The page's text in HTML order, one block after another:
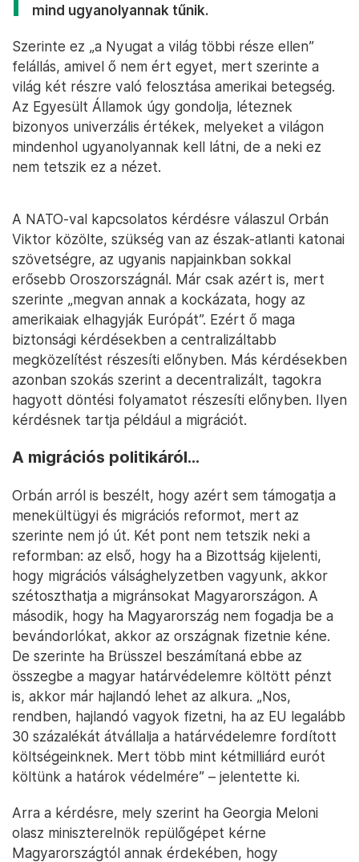
mind ugyanolyannak tűnik.
Szerinte ez „a Nyugat a világ többi része ellen”
felállás, amivel ő nem ért egyet, mert szerinte a
világ két részre való felosztása amerikai betegség.
Az Egyesült Államok úgy gondolja, léteznek
bizonyos univerzális értékek, melyeket a világon
mindenhol ugyanolyannak kell látni, de a neki ez
nem tetszik ez a nézet.
A NATO-val kapcsolatos kérdésre válaszul Orbán
Viktor közölte, szükség van az észak-atlanti katonai
szövetségre, az ugyanis napjainkban sokkal
erősebb Oroszországnál. Már csak azért is, mert
szerinte „megvan annak a kockázata, hogy az
amerikaiak elhagyják Európát”. Ezért ő maga
biztonsági kérdésekben a centralizáltabb
megközelítést részesíti előnyben. Más kérdésekben
azonban szokás szerint a decentralizált, tagokra
hagyott döntési folyamatot részesíti előnyben. Ilyen
kérdésnek tartja például a migrációt.
A migrációs politikáról…
Orbán arról is beszélt, hogy azért sem támogatja a
menekültügyi és migrációs reformot, mert az
szerinte nem jó út. Két pont nem tetszik neki a
reformban: az első, hogy ha a Bizottság kijelenti,
hogy migrációs válsághelyzetben vagyunk, akkor
szétoszthatja a migránsokat Magyarországon. A
második, hogy ha Magyarország nem fogadja be a
bevándorlókat, akkor az országnak fizetnie kéne.
De szerinte ha Brüsszel beszámítaná ebbe az
összegbe a magyar határvédelemre költött pénzt
is, akkor már hajlandó lehet az alkura. „Nos,
rendben, hajlandó vagyok fizetni, ha az EU legalább
30 százalékát átvállalja a határvédelemre fordított
költségeinknek. Mert több mint kétmilliárd eurót
költünk a határok védelmére” – jelentette ki.
Arra a kérdésre, mely szerint ha Georgia Meloni
olasz miniszterelnök repülőgépet kérne
Magyarországtól annak érdekében, hogy